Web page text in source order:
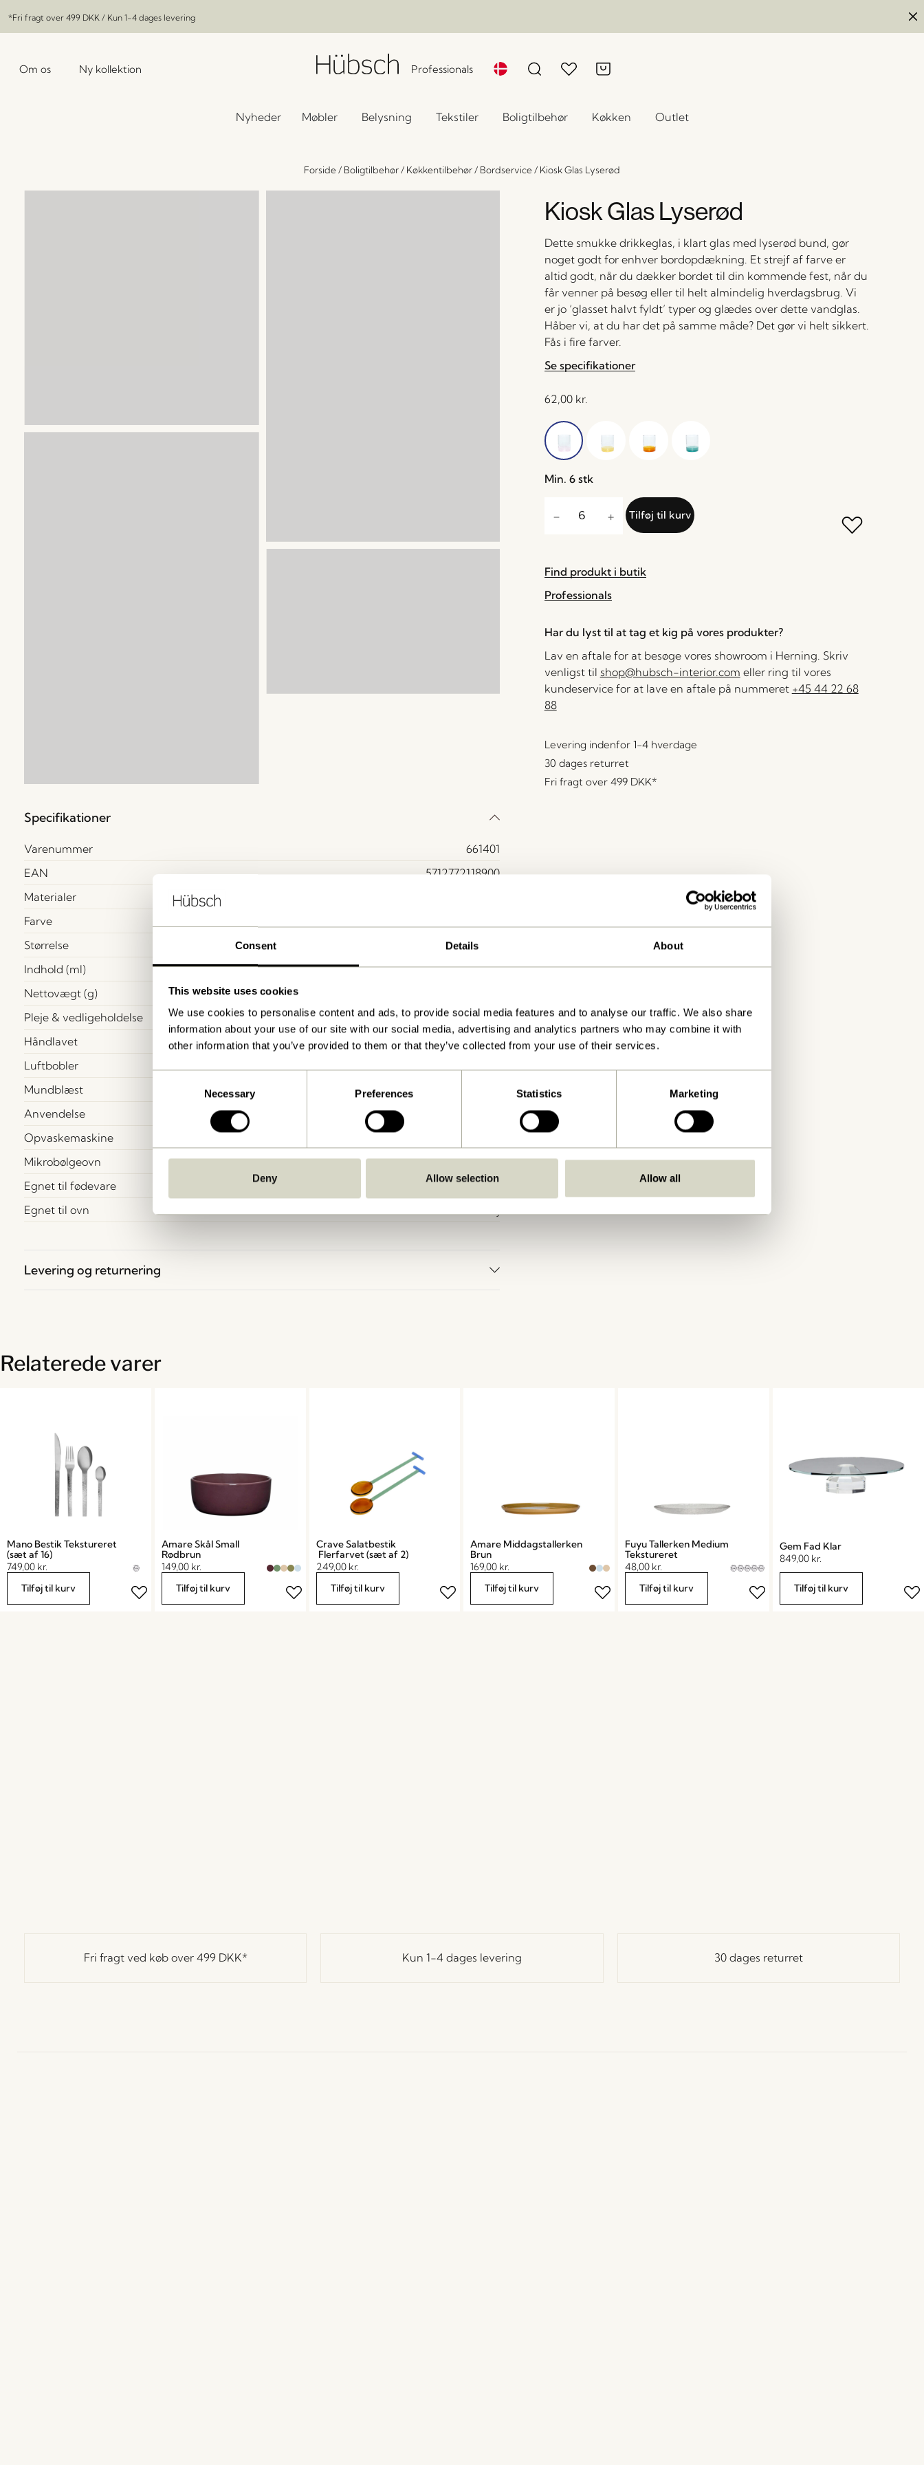
Consent Details About
This website uses cookies
We use cookies to personalise content and ads, to provide social media features and to analyse our traffic. We also share
information about your use of our site with our social media, advertising and analytics partners who may combine it with
other information that you’ve provided to them or that they’ve collected from your use of their services.
Necessary Preferences Statistics Marketing
Deny Allow selection Allow all
*Fri fragt over 499 DKK / Kun 1-4 dages levering
Om os Ny kollektion Professionals
Nyheder Møbler Belysning Tekstiler Boligtilbehør Køkken Outlet
Forside/ Boligtilbehør/ Køkkentilbehør/ Bordservice/ Kiosk Glas Lyserød
Specifikationer
Varenummer
661401
EAN
5712772118900
Materialer
Farve
Størrelse
ø8xh10cm
Indhold (ml)
380
Nettovægt (g)
Pleje & vedligeholdelse
Se vejledning
Håndlavet
Ja
Luftbobler
Mundblæst
Anvendelse
Opvaskemaskine
Mikrobølgeovn
Ja
Egnet til fødevare
Ja
Egnet til ovn
Levering og returnering
Kiosk Glas Lyserød
Dette smukke drikkeglas, i klart glas med lyserød bund, gør
noget godt for enhver bordopdækning. Et strejf af farve er
altid godt, når du dækker bordet til din kommende fest, når du
får venner på besøg eller til helt almindelig hverdagsbrug. Vi
er jo ‘glasset halvt fyldt’ typer og glædes over dette vandglas.
Håber vi, at du har det på samme måde? Det gør vi helt sikkert.
Fås i fire farver.
Se specifikationer
62,00 kr.
Min. 6 stk
Tilføj til kurv
Find produkt i butik
Professionals
Har du lyst til at tag et kig på vores produkter?
Lav en aftale for at besøge vores showroom i Herning. Skriv
venligst til shop@hubsch-interior.com eller ring til vores
kundeservice for at lave en aftale på nummeret +45 44 22 68
88
Levering indenfor 1-4 hverdage
30 dages returret
Fri fragt over 499 DKK*
Relaterede varer
Mano Bestik Tekstureret
(sæt af 16)
749,00 kr.
Tilføj til kurv
Amare Skål Small
Rødbrun
149,00 kr.
Tilføj til kurv
Crave Salatbestik
Flerfarvet (sæt af 2)
249,00 kr.
Tilføj til kurv
Amare Middagstallerken
Brun
169,00 kr.
Tilføj til kurv
Fuyu Tallerken Medium
Tekstureret
48,00 kr.
Tilføj til kurv
Gem Fad Klar
849,00 kr.
Tilføj til kurv
Fri fragt ved køb over 499 DKK* Kun 1-4 dages levering 30 dages returret